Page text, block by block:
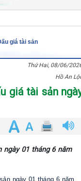
giá tài sản
Thứ Hai, 08/06/
Hồ An
giá tài sản
01 tháng 6 năm
ngày 01 tháng 6 năm